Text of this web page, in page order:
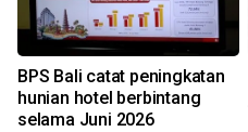
BPS Bali catat peningkatan
hunian hotel berbintang
selama Juni 2026